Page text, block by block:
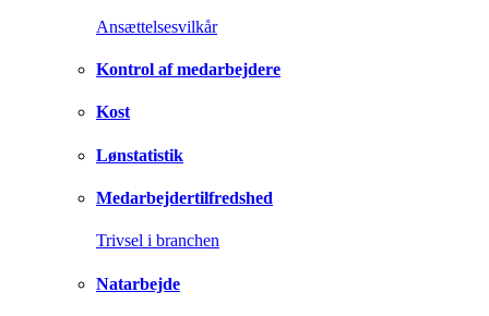
Ansættelsesvilkår
Kontrol af medarbejdere
Kost
Lønstatistik
Medarbejdertilfredshed
Trivsel i branchen
Natarbejde